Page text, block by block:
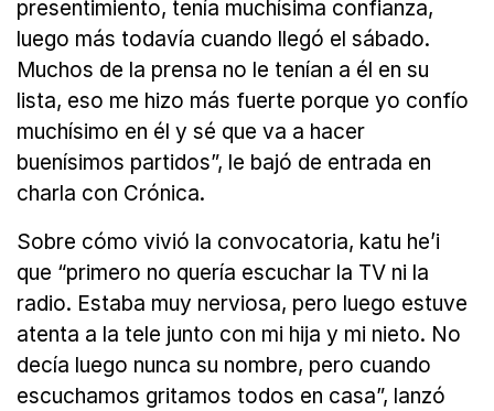
presentimiento, tenía muchísima confianza,
luego más todavía cuando llegó el sábado.
Muchos de la prensa no le tenían a él en su
lista, eso me hizo más fuerte porque yo confío
muchísimo en él y sé que va a hacer
buenísimos partidos”, le bajó de entrada en
charla con Crónica.
Sobre cómo vivió la convocatoria, katu he’i
que “primero no quería escuchar la TV ni la
radio. Estaba muy nerviosa, pero luego estuve
atenta a la tele junto con mi hija y mi nieto. No
decía luego nunca su nombre, pero cuando
escuchamos gritamos todos en casa”, lanzó